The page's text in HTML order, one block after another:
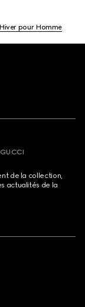
pour Homme
de la collection,
actualités de la